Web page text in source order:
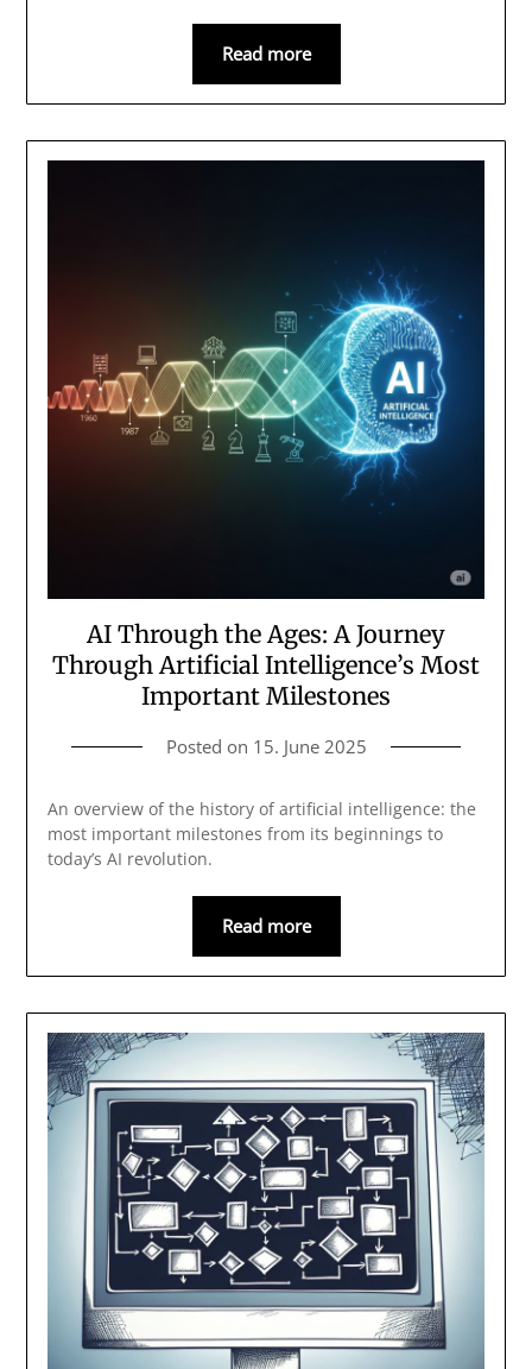
Read more
AI Through the Ages: A Journey
Through Artificial Intelligence’s Most
Important Milestones
Posted on 15. June 2025
An overview of the history of artificial intelligence: the
most important milestones from its beginnings to
today’s AI revolution.
Read more